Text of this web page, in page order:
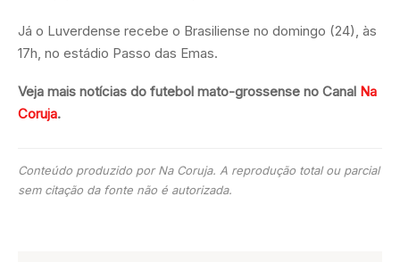
Já o Luverdense recebe o Brasiliense no domingo (24), às
17h, no estádio Passo das Emas.
Veja mais notícias do futebol mato-grossense no Canal Na
Coruja.
Conteúdo produzido por Na Coruja. A reprodução total ou parcial
sem citação da fonte não é autorizada.